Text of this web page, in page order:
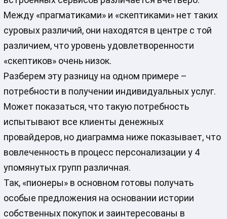
Между «прагматиками» и «скептиками» нет таких
суровых различий, они находятся в центре с той
различием, что уровень удовлетворенности
«скептиков» очень низок.
Разберем эту разницу на одном примере –
потребности в получении индивидуальных услуг.
Может показаться, что такую потребность
испытывают все клиенты денежных
провайдеров, но диаграмма ниже показывает, что
вовлеченность в процесс персонализации у 4
упомянутых групп различная.
Так, «пионеры» в основном готовы получать
особые предложения на основании истории
собственных покупок и заинтересованы в